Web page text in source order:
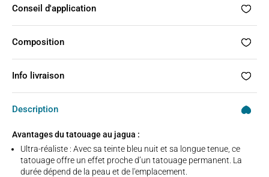
Conseil d'application
Composition
Info livraison
Description
Avantages du tatouage au jagua :
Ultra-réaliste : Avec sa teinte bleu nuit et sa longue tenue, ce
tatouage offre un effet proche d’un tatouage permanent. La
durée dépend de la peau et de l'emplacement.